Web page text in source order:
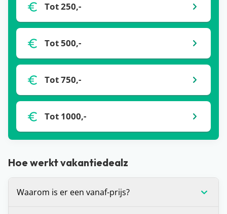
Tot 250,-
Tot 500,-
Tot 750,-
Tot 1000,-
Hoe werkt vakantiedealz
Waarom is er een vanaf-prijs?